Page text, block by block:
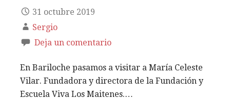
31 octubre 2019
Sergio
Deja un comentario
En Bariloche pasamos a visitar a María Celeste
Vilar. Fundadora y directora de la Fundación y
Escuela Viva Los Maitenes.…